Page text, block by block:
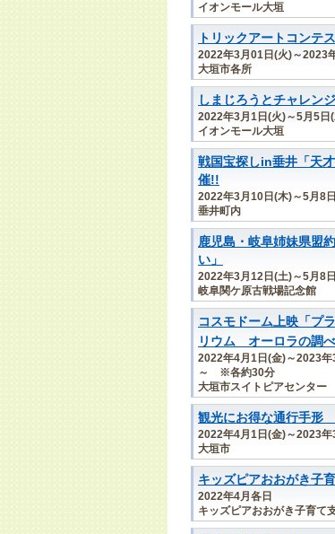
イオンモール大垣
トリックアートコンテ
2022年3月01日(火)～2023
大垣市各所
しまじろうとチャレン
2022年3月1日(火)～5月5日
イオンモール大垣
戦国宝探しin垂井「天
催!!
2022年3月10日(木)～5月8
垂井町内
鹿児島・岐阜姉妹県盟
い」
2022年3月12日(土)～5月
岐阜関ケ原古戦場記念館
コスモドーム上映「プ
リウム オーロラの調べ
2022年4月1日(金)～2023
～ ※各約30分
大垣市スイトピアセンター
観光にお得な通行手形
2022年4月1日(金)～2023年
大垣市
キッズピアおおがき
2022年4月各日
キッズピアおおがき子育て